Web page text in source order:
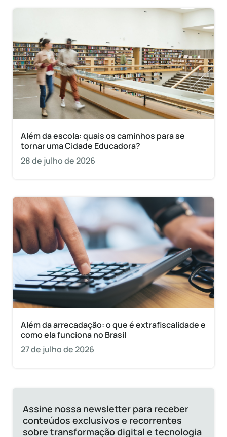
Além da escola: quais os caminhos para se
tornar uma Cidade Educadora?
28 de julho de 2026
Além da arrecadação: o que é extrafiscalidade e
como ela funciona no Brasil
27 de julho de 2026
Assine nossa newsletter para receber
conteúdos exclusivos e recorrentes
sobre transformação digital e tecnologia